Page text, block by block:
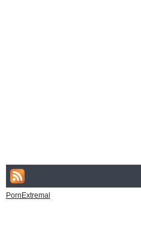
PornExtremal